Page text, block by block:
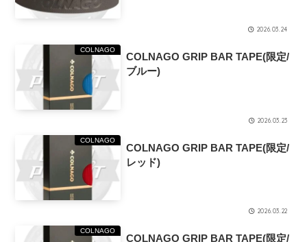
2026.03.24
COLNAGO
COLNAGO GRIP BAR TAPE(限定/
ブルー)
2026.03.23
COLNAGO
COLNAGO GRIP BAR TAPE(限定/
レッド)
2026.03.22
COLNAGO
COLNAGO GRIP BAR TAPE(限定/